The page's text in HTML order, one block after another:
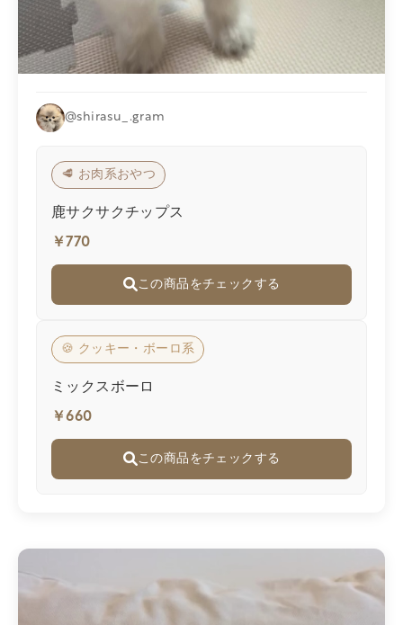
@shirasu_.gram
🥩 お肉系おやつ
鹿サクサクチップス
￥770
この商品をチェックする
🍪 クッキー・ボーロ系
ミックスボーロ
￥660
この商品をチェックする